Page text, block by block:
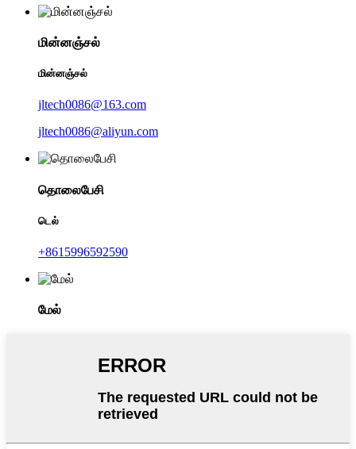
மின்னஞ்சல்
மின்னஞ்சல்
jltech0086@163.com
jltech0086@aliyun.com
தொலைபேசி
டெல்
+8615996592590
மேல்